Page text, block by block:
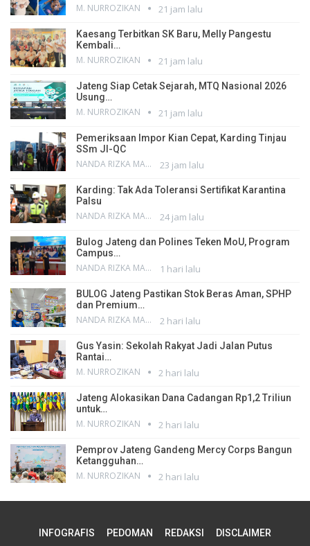
M. NURROZIKAN 21 jam lalu
Kaesang Terbitkan SK Baru, Melly Pangestu
Kembali…
M. NURROZIKAN 21 jam lalu
Jateng Siap Cetak Sejarah, MTQ Nasional 2026
Usung…
M. NURROZIKAN 21 jam lalu
Pemeriksaan Impor Kian Cepat, Karding Tinjau
SSm JI-QC
NANDA RIZKA MAHENDRA 23 jam lalu
Karding: Tak Ada Toleransi Sertifikat Karantina
Palsu
NANDA RIZKA MAHENDRA 24 jam lalu
Bulog Jateng dan Polines Teken MoU, Program
Campus…
NANDA RIZKA MAHENDRA 1 hari lalu
BULOG Jateng Pastikan Stok Beras Aman, SPHP
dan Premium…
NANDA RIZKA MAHENDRA 2 hari lalu
Gus Yasin: Sekolah Rakyat Jadi Jalan Putus
Rantai…
M. NURROZIKAN 2 hari lalu
Jateng Alokasikan Dana Cadangan Rp1,2 Triliun
untuk…
M. NURROZIKAN 2 hari lalu
Pemprov Jateng Gandeng Mercy Corps Bangun
Ketangguhan…
M. NURROZIKAN 2 hari lalu
INFOGRAFIS PEDOMAN REDAKSI DISCLAIMER